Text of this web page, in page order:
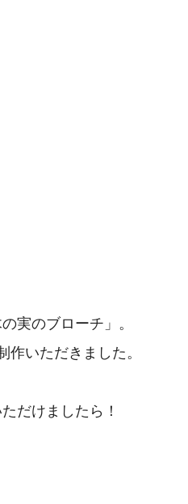
実のブローチ」。
いただきました。
だけましたら！